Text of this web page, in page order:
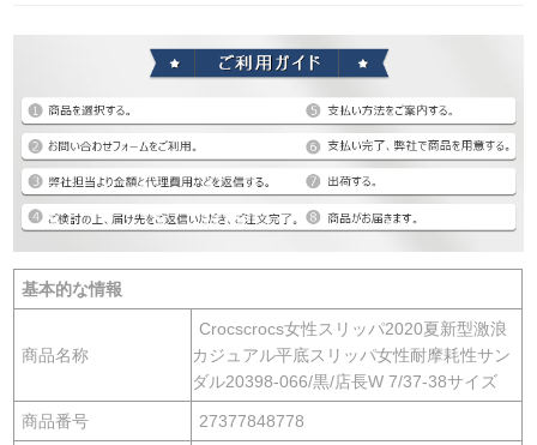
基本的な情報
商品名称
Crocscrocs女性スリッパ2020夏新型激浪
カジュアル平底スリッパ女性耐摩耗性サン
ダル20398-066/黒/店長W 7/37-38サイズ
商品番号 27377848778